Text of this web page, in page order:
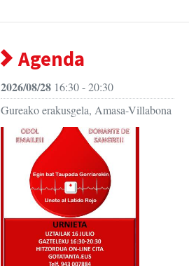
Agenda
2026/08/28 16:30 - 20:30
Gureako erakusgela, Amasa-Villabona